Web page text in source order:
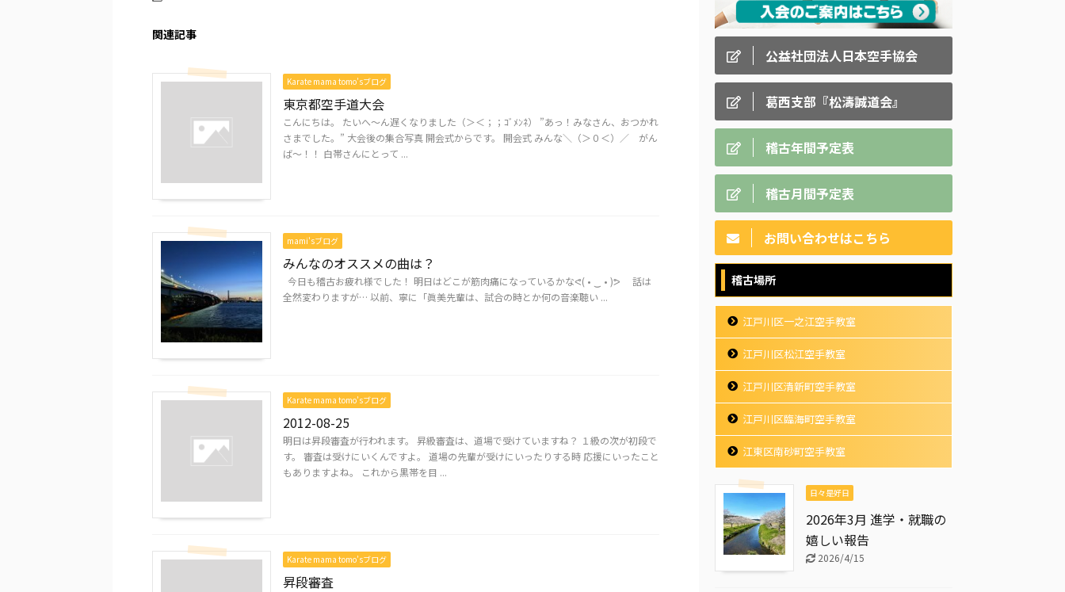
関連記事
Karate mama tomo’sブログ
東京都空手道大会
こんにちは。 たいへ～ん遅くなりました（＞＜；；ｺﾞﾒﾝﾈ） ”あっ！みなさん、おつかれ
さまでした。” 大会後の集合写真 開会式からです。 開会式 みんな＼（＞０＜）／ がん
ば～！！ 白帯さんにとって ...
mami'sブログ
みんなのオススメの曲は？
今日も稽古お疲れ様でした！ 明日はどこが筋肉痛になっているかなᕙ( • ‿ • )ᕗ 話は
全然変わりますが… 以前、寧に「眞美先輩は、試合の時とか何の音楽聴い ...
Karate mama tomo’sブログ
2012-08-25
明日は昇段審査が行われます。 昇級審査は、道場で受けていますね？ １級の次が初段で
す。 審査は受けにいくんですよ。 道場の先輩が受けにいったりする時 応援にいったこと
もありますよね。 これから黒帯を目 ...
Karate mama tomo’sブログ
昇段審査
公益社団法人日本空手協会
葛西支部『松濤誠道会』
稽古年間予定表
稽古月間予定表
お問い合わせはこちら
稽古場所
江戸川区一之江空手教室
江戸川区松江空手教室
江戸川区清新町空手教室
江戸川区臨海町空手教室
江東区南砂町空手教室
日々是好日
2026年3月 進学・就職の
嬉しい報告
2026/4/15